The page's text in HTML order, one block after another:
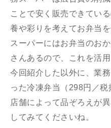
ことで安く販売できてい
養や彩りを考えてお弁当
スーパーにはお弁当のお
さんあるので、これを活
今回紹介した以外に、業
った冷凍弁当（298円／税
店舗によって品ぞろえが
してみてくださいね。